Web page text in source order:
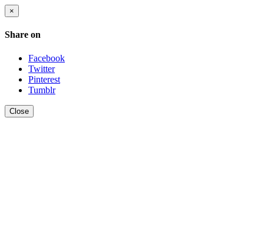
×
Share on
Facebook
Twitter
Pinterest
Tumblr
Close